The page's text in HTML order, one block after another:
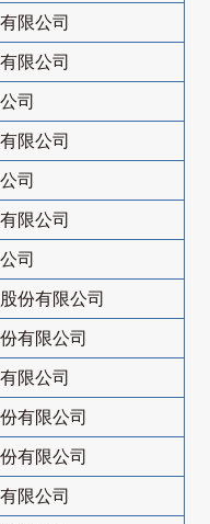
限公司
限公司
司
限公司
司
限公司
司
份有限公司
有限公司
限公司
有限公司
有限公司
限公司